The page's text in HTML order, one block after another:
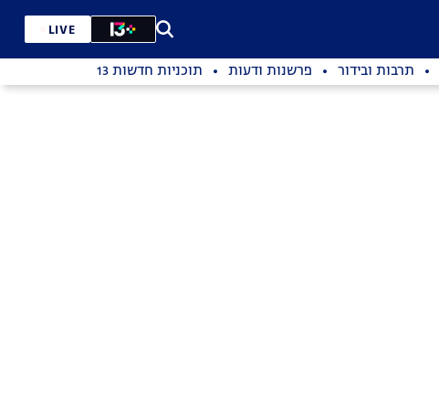
LIVE
תרבות ובידור פרשנות ודעות תוכניות חדשות 13